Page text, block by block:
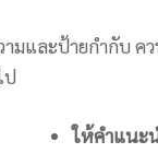
ามและป้ายกำกับ ค
ป
ให้คำแนะ